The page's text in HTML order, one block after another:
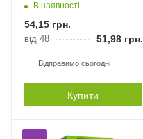
В наявності
54,15 грн.
від 48 51,98 грн.
Відправимо сьогодні
Купити